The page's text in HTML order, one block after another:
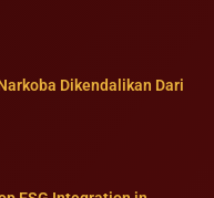
Dikendalikan Dari